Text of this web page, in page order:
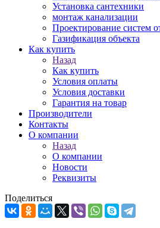
Установка сантехники
монтаж канализации
Проектирование систем
Газификация объекта
Как купить
Назад
Как купить
Условия оплаты
Условия доставки
Гарантия на товар
Производители
Контакты
О компании
Назад
О компании
Новости
Реквизиты
Поделиться